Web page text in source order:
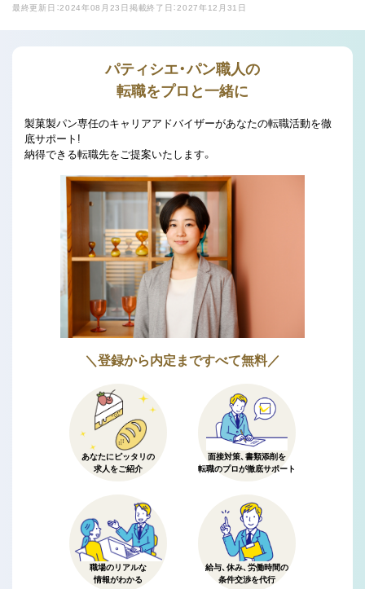
最終更新日：2024年08月23日 掲載終了日：2027年12月31日
パティシエ・パン職人の
転職をプロと一緒に
製菓製パン専任のキャリアアドバイザーがあなたの転職活動を徹
底サポート!
納得できる転職先をご提案いたします。
＼登録から内定まですべて無料／
あなたにピッタリの
求人をご紹介
面接対策、書類添削を
転職のプロが徹底サポート
職場のリアルな
情報がわかる
給与、休み、労働時間の
条件交渉を代行